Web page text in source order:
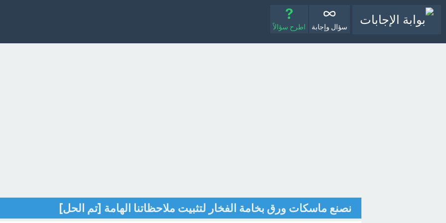
سؤال وإجابة اطرح سؤالاً
نصنع ماسكات ورق بخامة الفخار لتثبيت ملاحظاتنا الهامة [تم الحل]